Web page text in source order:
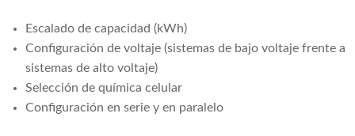
Escalado de capacidad (kWh)
Configuración de voltaje (sistemas de bajo voltaje frente a
sistemas de alto voltaje)
Selección de química celular
Configuración en serie y en paralelo